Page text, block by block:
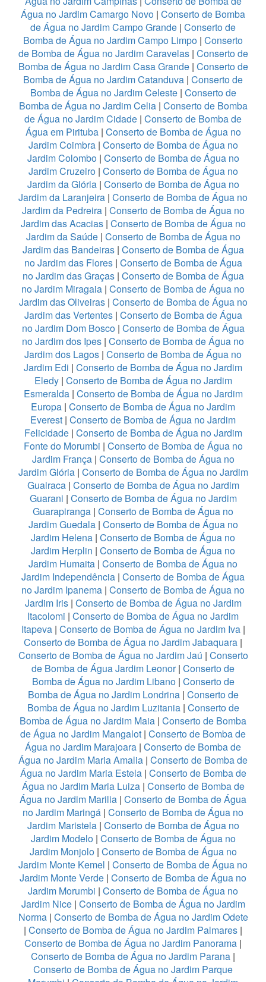
Água no Jardim Camargo Novo | Conserto de Bomba
de Água no Jardim Campo Grande | Conserto de
Bomba de Água no Jardim Campo Limpo | Conserto
de Bomba de Água no Jardim Caravelas| Conserto de
Bomba de Água no Jardim Casa Grande| Conserto de
Bomba de Água no Jardim Catanduva | Conserto de
Bomba de Água no Jardim Celeste| Conserto de
Bomba de Água no Jardim Celia| Conserto de Bomba
de Água no Jardim Cidade | Conserto de Bomba de
Água em Pirituba| Conserto de Bomba de Água no
Jardim Coimbra| Conserto de Bomba de Água no
Jardim Colombo| Conserto de Bomba de Água no
Jardim Cruzeiro| Conserto de Bomba de Água no
Jardim da Glória| Conserto de Bomba de Água no
Jardim da Laranjeira | Conserto de Bomba de Água no
Jardim da Pedreira| Conserto de Bomba de Água no
Jardim das Acacias| Conserto de Bomba de Água no
Jardim da Saúde| Conserto de Bomba de Água no
Jardim das Bandeiras| Conserto de Bomba de Água
no Jardim das Flores| Conserto de Bomba de Água
no Jardim das Graças| Conserto de Bomba de Água
no Jardim Miragaia | Conserto de Bomba de Água no
Jardim das Oliveiras| Conserto de Bomba de Água no
Jardim das Vertentes| Conserto de Bomba de Água
no Jardim Dom Bosco| Conserto de Bomba de Água
no Jardim dos Ipes | Conserto de Bomba de Água no
Jardim dos Lagos | Conserto de Bomba de Água no
Jardim Edi | Conserto de Bomba de Água no Jardim
Eledy| Conserto de Bomba de Água no Jardim
Esmeralda| Conserto de Bomba de Água no Jardim
Europa | Conserto de Bomba de Água no Jardim
Everest | Conserto de Bomba de Água no Jardim
Felicidade| Conserto de Bomba de Água no Jardim
Fonte do Morumbi | Conserto de Bomba de Água no
Jardim França| Conserto de Bomba de Água no
Jardim Glória| Conserto de Bomba de Água no Jardim
Guairaca| Conserto de Bomba de Água no Jardim
Guarani | Conserto de Bomba de Água no Jardim
Guarapiranga | Conserto de Bomba de Água no
Jardim Guedala| Conserto de Bomba de Água no
Jardim Helena | Conserto de Bomba de Água no
Jardim Herplin | Conserto de Bomba de Água no
Jardim Humaita | Conserto de Bomba de Água no
Jardim Independência | Conserto de Bomba de Água
no Jardim Ipanema | Conserto de Bomba de Água no
Jardim Iris| Conserto de Bomba de Água no Jardim
Itacolomi | Conserto de Bomba de Água no Jardim
Itapeva| Conserto de Bomba de Água no Jardim Iva|
Conserto de Bomba de Água no Jardim Jabaquara |
Conserto de Bomba de Água no Jardim Jaú | Conserto
de Bomba de Água Jardim Leonor| Conserto de
Bomba de Água no Jardim Libano| Conserto de
Bomba de Água no Jardim Londrina| Conserto de
Bomba de Água no Jardim Luzitania| Conserto de
Bomba de Água no Jardim Maia | Conserto de Bomba
de Água no Jardim Mangalot | Conserto de Bomba de
Água no Jardim Marajoara | Conserto de Bomba de
Água no Jardim Maria Amalia | Conserto de Bomba de
Água no Jardim Maria Estela| Conserto de Bomba de
Água no Jardim Maria Luiza| Conserto de Bomba de
Água no Jardim Marilia | Conserto de Bomba de Água
no Jardim Maringá | Conserto de Bomba de Água no
Jardim Maristela| Conserto de Bomba de Água no
Jardim Modelo| Conserto de Bomba de Água no
Jardim Monjolo| Conserto de Bomba de Água no
Jardim Monte Kemel | Conserto de Bomba de Água no
Jardim Monte Verde | Conserto de Bomba de Água no
Jardim Morumbi | Conserto de Bomba de Água no
Jardim Nice| Conserto de Bomba de Água no Jardim
Norma| Conserto de Bomba de Água no Jardim Odete
| Conserto de Bomba de Água no Jardim Palmares |
Conserto de Bomba de Água no Jardim Panorama |
Conserto de Bomba de Água no Jardim Parana |
Conserto de Bomba de Água no Jardim Parque